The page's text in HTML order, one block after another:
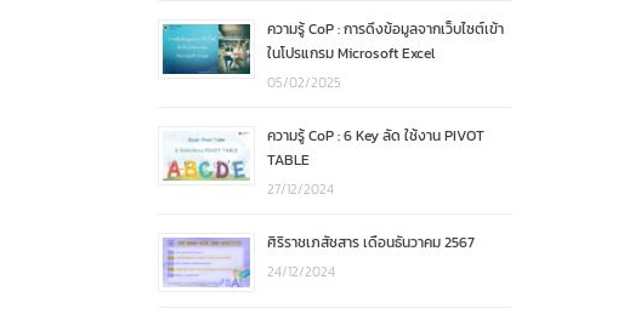
ความรู้ CoP : การดึงข้อมูลจากเว็บไซต์เข้า
ในโปรแกรม Microsoft Excel
05/02/2025
ความรู้ CoP : 6 Key ลัด ใช้งาน PIVOT
TABLE
27/12/2024
ศิริราชเภสัชสาร เดือนธันวาคม 2567
24/12/2024